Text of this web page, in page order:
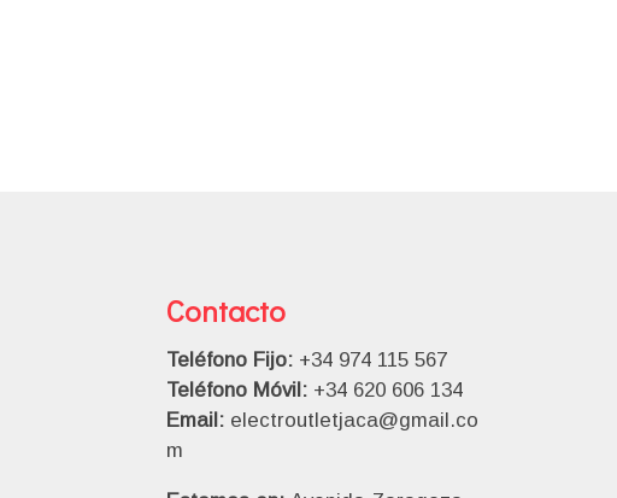
Contacto
Teléfono Fijo: +34 974 115 567
Teléfono Móvil:+34 620 606 134
Email: electroutletjaca@gmail.co
m